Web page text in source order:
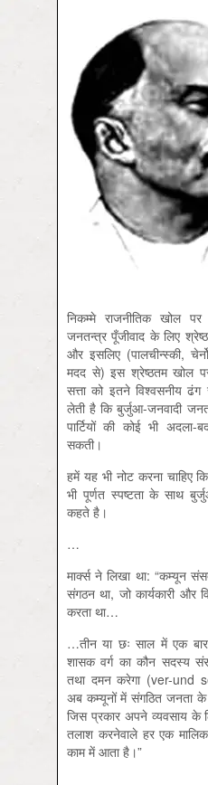
निकम्मे राजनीतिक खोल पर
जनतन्त्र पूँजीवाद के लिए
और इसलिए (पालचीन्स्की,
मदद से) इस श्रेष्ठतम खोल
सत्ता को इतने विश्वसनीय
लेती है कि बुर्जुआ-जनवादी
पार्टियों की कोई भी
सकती।
हमें यह भी नोट करना चाहिए
भी पूर्णत स्पष्टता के साथ
कहते है।
…
मार्क्स ने लिखा था: “कम्यून
संगठन था, जो कार्यकारी और
करता था…
…तीन या छः साल में एक
शासक वर्ग का कौन सदस्य
तथा दमन करेगा (ver-und
अब कम्यूनों में संगठित जनता
जिस प्रकार अपने व्यवसाय के
तलाश करनेवाले हर एक
काम में आता है।”